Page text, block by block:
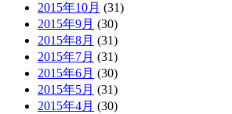
2015年10月 (31)
2015年9月 (30)
2015年8月 (31)
2015年7月 (31)
2015年6月 (30)
2015年5月 (31)
2015年4月 (30)